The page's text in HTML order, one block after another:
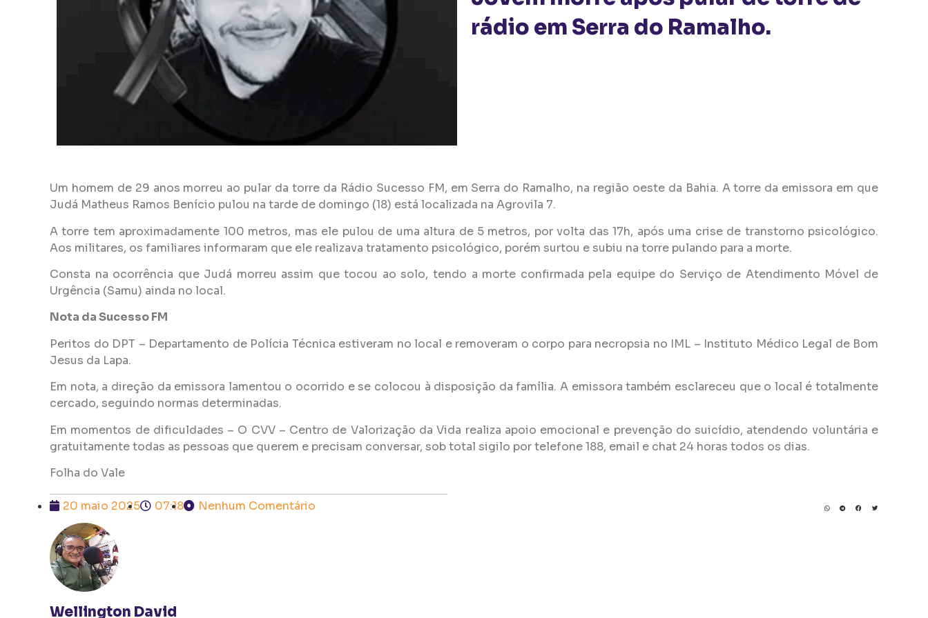
rádio em Serra do Ramalho.
Um homem de 29 anos morreu ao pular da torre da Rádio Sucesso FM, em Serra do Ramalho, na região oeste da Bahia. A torre da emissora em que
Judá Matheus Ramos Benício pulou na tarde de domingo (18) está localizada na Agrovila 7.
A torre tem aproximadamente 100 metros, mas ele pulou de uma altura de 5 metros, por volta das 17h, após uma crise de transtorno psicológico.
Aos militares, os familiares informaram que ele realizava tratamento psicológico, porém surtou e subiu na torre pulando para a morte.
Consta na ocorrência que Judá morreu assim que tocou ao solo, tendo a morte confirmada pela equipe do Serviço de Atendimento Móvel de
Urgência (Samu) ainda no local.
Nota da Sucesso FM
Peritos do DPT – Departamento de Polícia Técnica estiveram no local e removeram o corpo para necropsia no IML – Instituto Médico Legal de Bom
Jesus da Lapa.
Em nota, a direção da emissora lamentou o ocorrido e se colocou à disposição da família. A emissora também esclareceu que o local é totalmente
cercado, seguindo normas determinadas.
Em momentos de dificuldades – O CVV – Centro de Valorização da Vida realiza apoio emocional e prevenção do suicídio, atendendo voluntária e
gratuitamente todas as pessoas que querem e precisam conversar, sob total sigilo por telefone 188, email e chat 24 horas todos os dias.
Folha do Vale
20 maio 2025 07:18 Nenhum Comentário
Wellington David